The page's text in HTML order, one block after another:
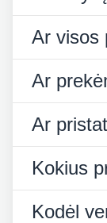
Ar visos
Ar
Ar
Kokius
Kodėl